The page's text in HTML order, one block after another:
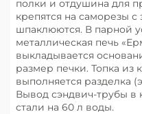
полки и отдушина для
крепятся на саморезы
шпаклюются. В парной
металлическая печь
выкладывается
размер печки. Топка из
выполняется разделка
Вывод сэндвич-трубы
стали на 60 л воды.